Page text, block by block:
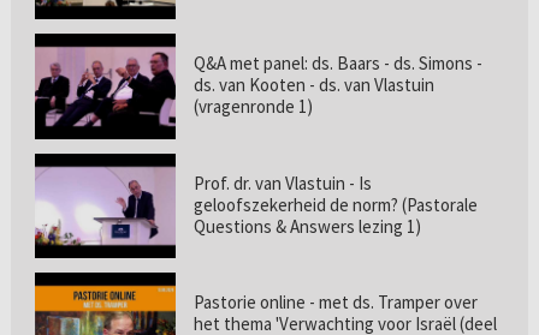
Q&A met panel: ds. Baars - ds. Simons -
ds. van Kooten - ds. van Vlastuin
(vragenronde 1)
Prof. dr. van Vlastuin - Is
geloofszekerheid de norm? (Pastorale
Questions & Answers lezing 1)
Pastorie online - met ds. Tramper over
het thema 'Verwachting voor Israël (deel